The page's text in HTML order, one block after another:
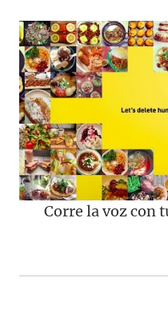
Corre la voz con